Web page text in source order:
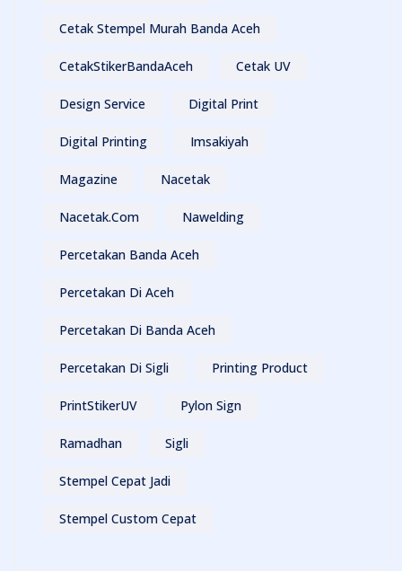
Cetak Stempel Murah Banda Aceh
CetakStikerBandaAceh Cetak UV
Design Service Digital Print
Digital Printing Imsakiyah
Magazine Nacetak
Nacetak.com Nawelding
Percetakan Banda Aceh
Percetakan Di Aceh
Percetakan Di Banda Aceh
Percetakan Di Sigli Printing Product
PrintStikerUV Pylon Sign
Ramadhan Sigli
Stempel Cepat Jadi
Stempel Custom Cepat